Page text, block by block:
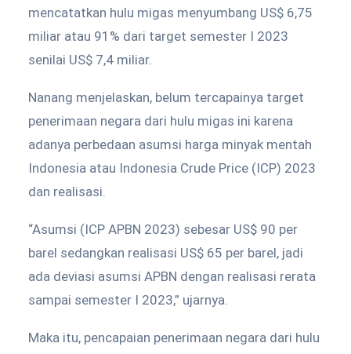
mencatatkan hulu migas menyumbang US$ 6,75
miliar atau 91% dari target semester I 2023
senilai US$ 7,4 miliar.
Nanang menjelaskan, belum tercapainya target
penerimaan negara dari hulu migas ini karena
adanya perbedaan asumsi harga minyak mentah
Indonesia atau Indonesia Crude Price (ICP) 2023
dan realisasi.
“Asumsi (ICP APBN 2023) sebesar US$ 90 per
barel sedangkan realisasi US$ 65 per barel, jadi
ada deviasi asumsi APBN dengan realisasi rerata
sampai semester I 2023,” ujarnya.
Maka itu, pencapaian penerimaan negara dari hulu